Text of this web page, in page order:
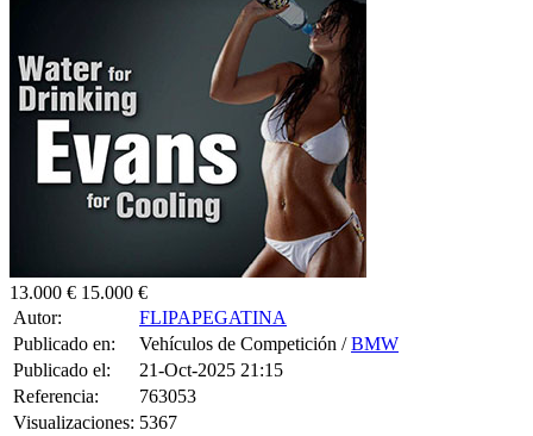
13.000 € 15.000 €
Autor:
FLIPAPEGATINA
Publicado en:
Vehículos de Competición /BMW
Publicado el:
21-Oct-2025 21:15
Referencia:
763053
Visualizaciones: 5367